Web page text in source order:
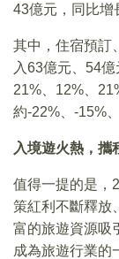
43億元，同比增
其中，住宿預訂
入63億元、54
21%、12%、
約-22%、-15%
入境遊火熱，攜
值得一提的是，
策紅利不斷釋放
富的旅遊資源吸
成為旅遊行業的